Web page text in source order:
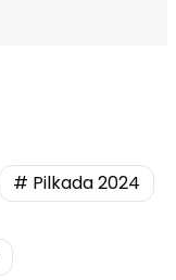
# Pilkada 2024